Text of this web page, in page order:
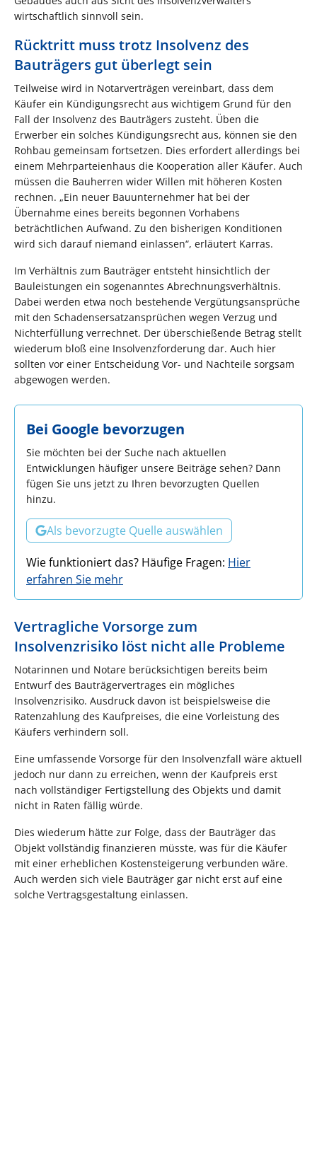
wirtschaftlich sinnvoll sein.
Rücktritt muss trotz Insolvenz des
Bauträgers gut überlegt sein
Teilweise wird in Notarverträgen vereinbart, dass dem
Käufer ein Kündigungsrecht aus wichtigem Grund für den
Fall der Insolvenz des Bauträgers zusteht. Üben die
Erwerber ein solches Kündigungsrecht aus, können sie den
Rohbau gemeinsam fortsetzen. Dies erfordert allerdings bei
einem Mehrparteienhaus die Kooperation aller Käufer. Auch
müssen die Bauherren wider Willen mit höheren Kosten
rechnen. „Ein neuer Bauunternehmer hat bei der
Übernahme eines bereits begonnen Vorhabens
beträchtlichen Aufwand. Zu den bisherigen Konditionen
wird sich darauf niemand einlassen“, erläutert Karras.
Im Verhältnis zum Bauträger entsteht hinsichtlich der
Bauleistungen ein sogenanntes Abrechnungsverhältnis.
Dabei werden etwa noch bestehende Vergütungsansprüche
mit den Schadensersatzansprüchen wegen Verzug und
Nichterfüllung verrechnet. Der überschießende Betrag stellt
wiederum bloß eine Insolvenzforderung dar. Auch hier
sollten vor einer Entscheidung Vor- und Nachteile sorgsam
abgewogen werden.
Bei Google bevorzugen
Sie möchten bei der Suche nach aktuellen
Entwicklungen häufiger unsere Beiträge sehen? Dann
fügen Sie uns jetzt zu Ihren bevorzugten Quellen
hinzu.
Als bevorzugte Quelle auswählen
Wie funktioniert das? Häufige Fragen: Hier
erfahren Sie mehr
Vertragliche Vorsorge zum
Insolvenzrisiko löst nicht alle Probleme
Notarinnen und Notare berücksichtigen bereits beim
Entwurf des Bauträgervertrages ein mögliches
Insolvenzrisiko. Ausdruck davon ist beispielsweise die
Ratenzahlung des Kaufpreises, die eine Vorleistung des
Käufers verhindern soll.
Eine umfassende Vorsorge für den Insolvenzfall wäre aktuell
jedoch nur dann zu erreichen, wenn der Kaufpreis erst
nach vollständiger Fertigstellung des Objekts und damit
nicht in Raten fällig würde.
Dies wiederum hätte zur Folge, dass der Bauträger das
Objekt vollständig finanzieren müsste, was für die Käufer
mit einer erheblichen Kostensteigerung verbunden wäre.
Auch werden sich viele Bauträger gar nicht erst auf eine
solche Vertragsgestaltung einlassen.